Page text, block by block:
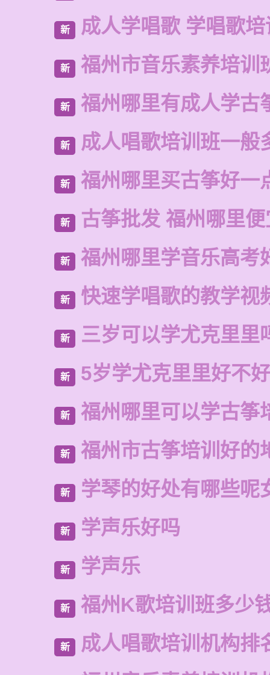
新 成人学唱歌 学唱歌培
新 福州市音乐素养培训
新 福州哪里有成人学古
新 成人唱歌培训班一般
新 福州哪里买古筝好一
新 古筝批发 福州哪里
新 福州哪里学音乐高考
新 快速学唱歌的教学视
新 三岁可以学尤克里里
新 5岁学尤克里里好不好
新 福州哪里可以学古筝
新 福州市古筝培训好的
新 学琴的好处有哪些呢
新 学声乐好吗
新 学声乐
新 福州K歌培训班多少
新 成人唱歌培训机构排